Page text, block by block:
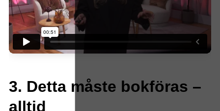
3. Detta måste bokföras –
alltid